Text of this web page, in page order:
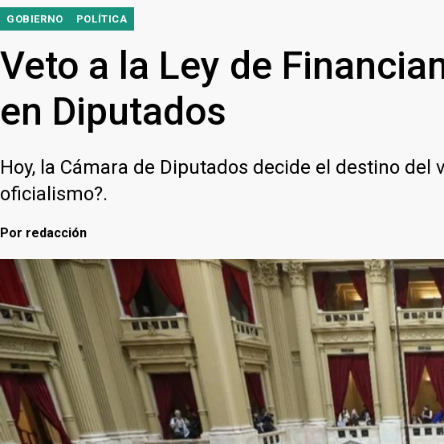
GOBIERNO POLÍTICA
Veto a la Ley de
en Diputados
Hoy, la Cámara de Diputados decide el destino
oficialismo?.
Por redacción